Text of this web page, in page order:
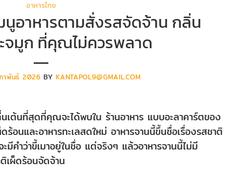
อาหารไทย
นูอาหารตามสั่งรสจัดจ้าน กลิ่น
จมูก ที่คุณไม่ควรพลาด
าพันธ์ 2026 BYKANTAPOL9@GMAIL.COM
นเต้นที่สุดที่คุณจะได้พบใน ร้านอาหาร แบบอะลาคาร์ตของ
นและอาหารทะเลสดใหม่ อาหารจานนี้ขึ้นชื่อเรื่องรสชาติ
คำว่าขี้เมาอยู่ในชื่อ แต่จริงๆ แล้วอาหารจานนี้ไม่มี
เผ็ดร้อนจัดจ้าน